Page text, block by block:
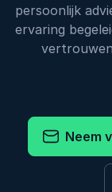
persoonlijk
ervaring
Neem